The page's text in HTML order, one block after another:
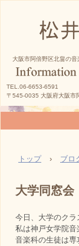
大阪市阿倍野区北畠の音
TEL.06-6653-6591
〒545-0035 大阪府大阪市
トップ › ブロ
大学同窓会
今日、大学のクラ
私は神戸女学院音
音楽科の生徒は